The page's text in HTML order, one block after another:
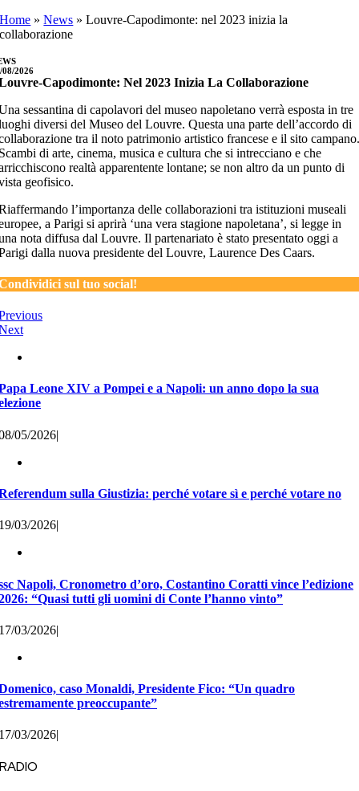
Home »News »Louvre-Capodimonte: nel 2023 inizia la
collaborazione
08/2026
Capodimonte: Nel 2023 Inizia La Collaborazione
sessantina di capolavori del museo napoletano verrà esposta in tre
diversi del Museo del Louvre. Questa una parte dell’accordo di
tra il noto patrimonio artistico francese e il sito campano.
di arte, cinema, musica e cultura che si intrecciano e che
realtà apparentente lontane; se non altro da un punto di
geofisico.
l’importanza delle collaborazioni tra istituzioni museali
a Parigi si aprirà ‘una vera stagione napoletana’, si legge in
nota diffusa dal Louvre. Il partenariato è stato presentato oggi a
dalla nuova presidente del Louvre, Laurence Des Caars.
sul tuo social!
Leone XIV a Pompei e a Napoli: un anno dopo la sua
05/2026|
sulla Giustizia: perché votare sì e perché votare no
03/2026|
Napoli, Cronometro d’oro, Costantino Coratti vince l’edizione
“Quasi tutti gli uomini di Conte l’hanno vinto”
03/2026|
caso Monaldi, Presidente Fico: “Un quadro
preoccupante”
03/2026|
RADIO